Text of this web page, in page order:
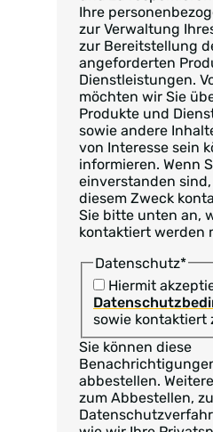
Ihre
zur Verwaltung
zur Bereitstellung
angeforderten
Dienstleistungen.
möchten wir Sie
Produkte und
sowie andere
von Interesse sein
informieren. Wenn
einverstanden
diesem Zweck
Sie bitte unten an,
kontaktiert werden
Datenschutz*
Hiermit
sowie kontaktiert
Sie können diese
abbestellen.
zum Abbestellen,